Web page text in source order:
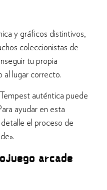
y gráficos distintivos,
coleccionistas de
tu propia
al lugar correcto.
auténtica puede
ayudar en esta
detalle el proceso de
arcade